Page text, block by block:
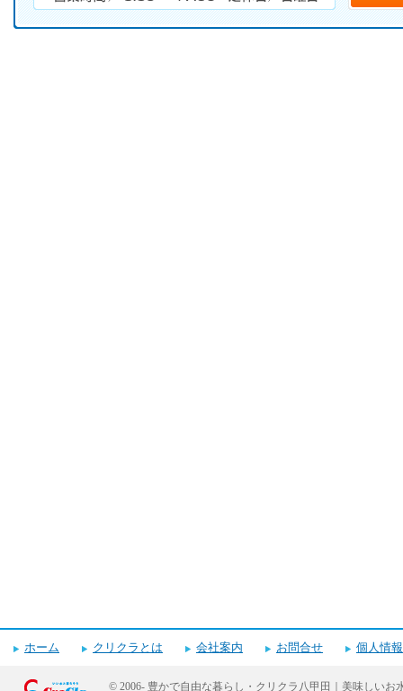
ホーム クリクラとは 会社案内 お問合せ 個人情
© 2006- 豊かで自由な暮らし・クリクラ八甲田｜美味しいお